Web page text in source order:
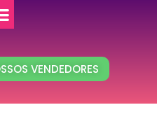
VENDEDORES